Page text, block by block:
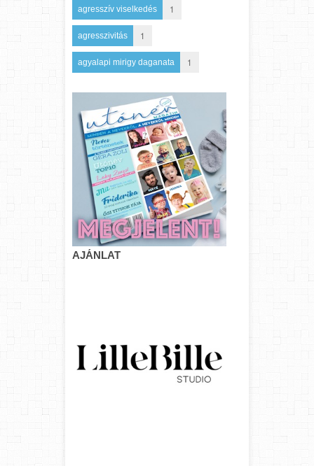
agresszív viselkedés 1
agresszivitás 1
agyalapi mirigy daganata 1
AJÁNLAT